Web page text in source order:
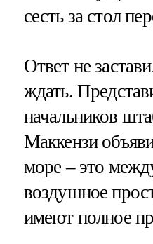
сесть за стол
Ответ не
ждать.
начальников
Маккензи
море – это
воздушное
имеют полное